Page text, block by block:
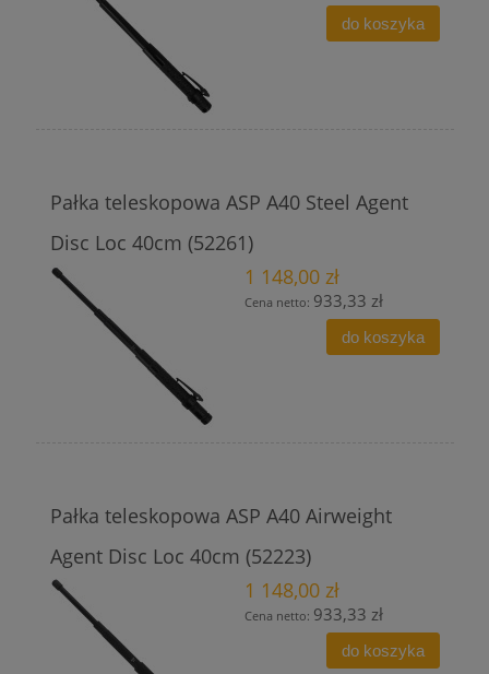
do koszyka
Pałka teleskopowa ASP A40 Steel Agent
Disc Loc 40cm (52261)
1 148,00 zł
Cena netto: 933,33 zł
do koszyka
Pałka teleskopowa ASP A40 Airweight
Agent Disc Loc 40cm (52223)
1 148,00 zł
Cena netto: 933,33 zł
do koszyka